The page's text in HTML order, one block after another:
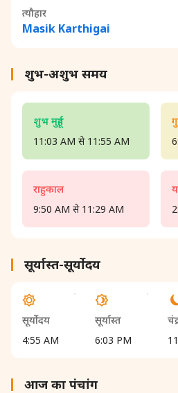
त्यौहार
Masik Karthigai
शुभ-अशुभ समय
शुभ मुहूर्त
11:03 AM से 11:55 AM
राहुकाल
9:50 AM से 11:29 AM
सूर्यास्त-सूर्योदय
सूर्योदय
4:55 AM
सूर्यास्त
6:03 PM
आज का पंचांग